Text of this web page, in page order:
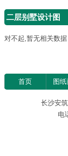
二层别墅设计图
对不起,暂无相关数据
首页 图
长沙安
电